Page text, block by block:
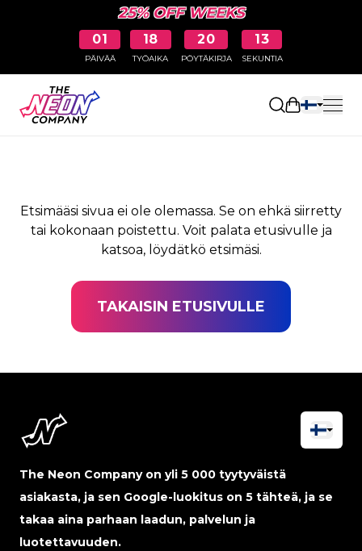
25% OFF WEEKS
01
PÄIVÄÄ
18
TYÖAIKA
20
PÖYTÄKIRJA
13
SEKUNTIA
Avaa
SIVUA EI LÖYDY
Etsimääsi sivua ei ole olemassa. Se on ehkä siirretty
tai kokonaan poistettu. Voit palata etusivulle ja
katsoa, löydätkö etsimäsi.
TAKAISIN ETUSIVULLE
The Neon Company on yli 5 000 tyytyväistä
asiakasta, ja sen Google-luokitus on 5 tähteä, ja se
takaa aina parhaan laadun, palvelun ja
luotettavuuden.